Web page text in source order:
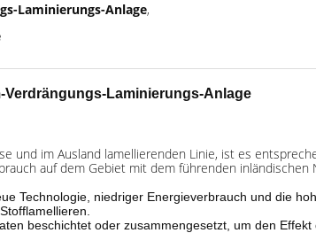
Laminierungs-Anlage,
Verdrängungs-Laminierungs-Anlage
und im Ausland lamellierenden Linie, ist es
auf dem Gebiet mit dem führenden inländischen
Technologie, niedriger Energieverbrauch und die
beschichtet oder zusammengesetzt, um den